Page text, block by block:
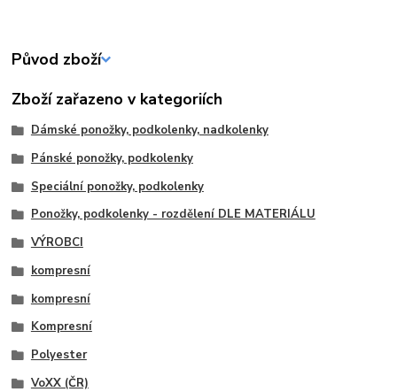
Původ zboží
Zboží zařazeno v kategoriích
Dámské ponožky, podkolenky, nadkolenky
Pánské ponožky, podkolenky
Speciální ponožky, podkolenky
Ponožky, podkolenky - rozdělení DLE MATERIÁLU
VÝROBCI
kompresní
kompresní
Kompresní
Polyester
VoXX (ČR)